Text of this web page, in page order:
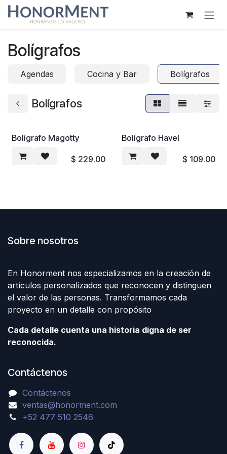
Ir al contenido
Bolígrafos
Agendas Cocina y Bar Bolígrafos
Bolígrafos
Bolígrafo Magotty
$ 229.00
Bolígrafo Havel
$ 109.00
Sobre nosotros
En Honorment nos especializamos en la creación de
artículos personalizados que reconocen y distinguen
el valor de las personas. Transformamos cada
proyecto en un detalle con propósito
Cada detalle cuenta una historia digna de ser
reconocida.
Contáctenos
Contáctenos
ventas@honorment.com
+52 477 510 2546